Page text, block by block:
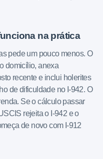
na prática
pede um pouco menos. O
domicílio, anexa
recente e inclui holerites
de dificuldade no I-942. O
Se o cálculo passar
rejeita o I-942 e o
de novo com I-912